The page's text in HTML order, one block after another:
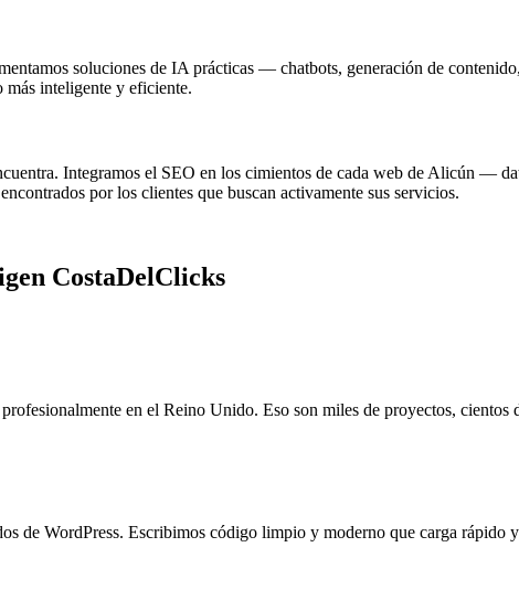
soluciones de IA prácticas — chatbots, generación de
inteligente y eficiente.
Integramos el SEO en los cimientos de cada web de Alicún —
por los clientes que buscan activamente sus servicios.
CostaDelClicks
en el Reino Unido. Eso son miles de proyectos,
de WordPress. Escribimos código limpio y moderno que carga